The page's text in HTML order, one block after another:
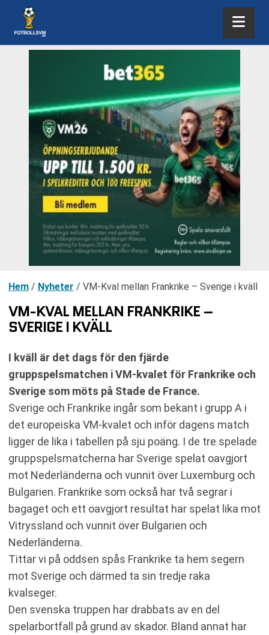
Hem / Nyheter / VM-Kval mellan Frankrike – Sverige i kväll
VM-KVAL MELLAN FRANKRIKE –
SVERIGE I KVÄLL
I kväll är det dags för den fjärde
gruppspelsmatchen i VM-kvalet för Frankrike och
Sverige som möts på Stade de France.
Sverige och Frankrike ingår som bekant i grupp A i
det europeiska VM-kvalet och inför dagens match
ligger de lika i tabellen på sju poäng. I de tre spelade
gruppspelsmatcherna har Sverige spelat oavgjort
mot Nederländerna och vunnit över Luxemburg och
Bulgarien. Frankrike som också har två segrar i
bagaget och ett oavgjort resultat har spelat lika mot
Vitryssland och vunnit över Bulgarien och
Nederländerna.
Tittar vi på oddsen spås Frankrike ta hem segern
mot Sverige och därmed ta sin tredje raka
kvalseger.
Den svenska truppen har drabbats av en del
spelarbortfall på grund av skador. Bland annat har